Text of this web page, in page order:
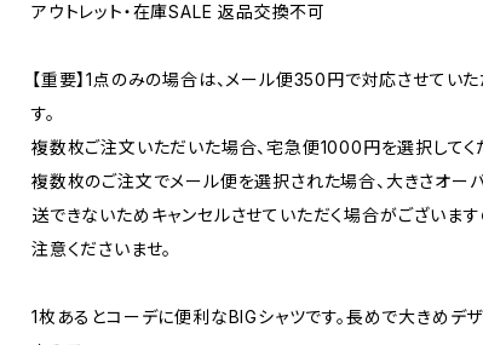
アウトレット・在庫SALE 返品交換不可
【重要】1点のみの場合は、メール便350円で対応させてい
す。
複数枚ご注文いただいた場合、宅急便1000円を選択してく
複数枚のご注文でメール便を選択された場合、大きさオー
送できないためキャンセルさせていただく場合がございま
注意くださいませ。
1枚あるとコーデに便利なBIGシャツです。長めで大きめデ